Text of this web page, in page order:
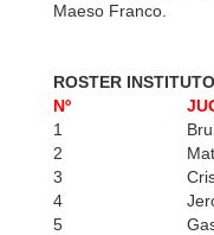
Maeso Franco.
ROSTER
Nº
1
2
3
4
5